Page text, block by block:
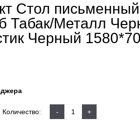
Стол
Табак/Металл
Черный 1580*70
Количество: - +